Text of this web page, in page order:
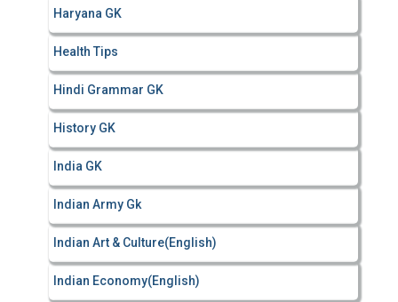
Haryana GK
Health Tips
Hindi Grammar GK
History GK
India GK
Indian Army Gk
Indian Art & Culture(English)
Indian Economy(English)